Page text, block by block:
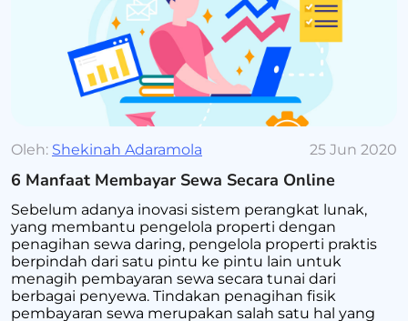
Oleh: Shekinah Adaramola 25 Jun 2020
6 Manfaat Membayar Sewa Secara Online
Sebelum adanya inovasi sistem perangkat lunak,
yang membantu pengelola properti dengan
penagihan sewa daring, pengelola properti praktis
berpindah dari satu pintu ke pintu lain untuk
menagih pembayaran sewa secara tunai dari
berbagai penyewa. Tindakan penagihan fisik
pembayaran sewa merupakan salah satu hal yang